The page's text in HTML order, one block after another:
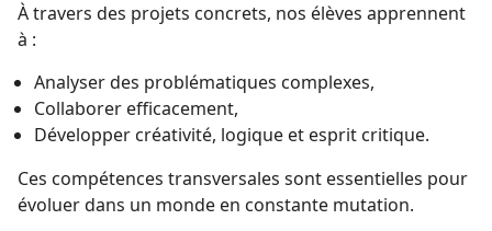
À travers des projets concrets, nos élèves apprennent
à :
Analyser des problématiques complexes,
Collaborer efficacement,
Développer créativité, logique et esprit critique.
Ces compétences transversales sont essentielles pour
évoluer dans un monde en constante mutation.